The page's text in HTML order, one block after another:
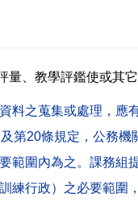
、教學評鑑使或其
料之蒐集或處理，
第20條規定，公務
圍內為之。課務
行政）之必要範圍